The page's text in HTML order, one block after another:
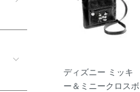
ディズニー ミッキ
ー＆ミニークロスボ